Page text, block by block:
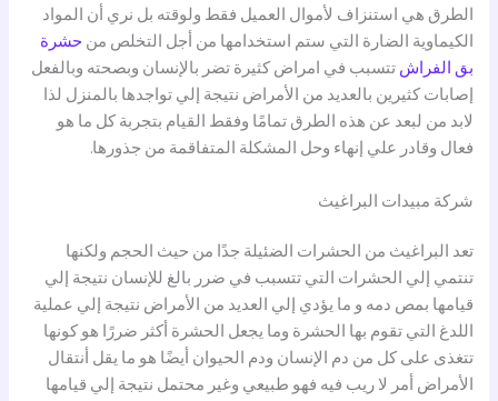
الطرق هي استنزاف لأموال العميل فقط ولوقته بل نري أن المواد
الكيماوية الضارة التي ستم استخدامها من أجل التخلص منحشرة
بق الفراش تتسبب في امراض كثيرة تضر بالإنسان وبصحته وبالفعل
إصابات كثيرين بالعديد من الأمراض نتيجة إلي تواجدها بالمنزل لذا
لابد من لبعد عن هذه الطرق تمامًا وفقط القيام بتجربة كل ما هو
فعال وقادر علي إنهاء وحل المشكلة المتفاقمة من جذورها.
شركة مبيدات البراغيث
تعد البراغيث من الحشرات الضئيلة جدًا من حيث الحجم ولكنها
تنتمي إلي الحشرات التي تتسبب في ضرر بالغ للإنسان نتيجة إلي
قيامها بمص دمه و ما يؤدي إلي العديد من الأمراض نتيجة إلي عملية
اللدغ التي تقوم بها الحشرة وما يجعل الحشرة أكثر ضررًا هو كونها
تتغذى على كل من دم الإنسان ودم الحيوان أيضًا هو ما يقل أنتقال
الأمراض أمر لا ريب فيه فهو طبيعي وغير محتمل نتيجة إلي قيامها